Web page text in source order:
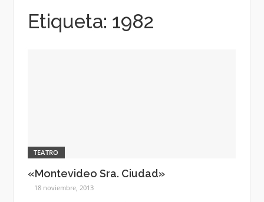
Etiqueta: 1982
TEATRO
«Montevideo Sra. Ciudad»
18 noviembre, 2013